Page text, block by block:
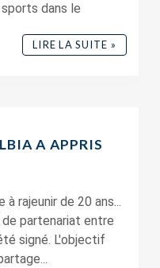
dans le
LIRE LA SUITE »
A APPRIS
à rajeunir de 20 ans...
partenariat entre
signé. L'objectif